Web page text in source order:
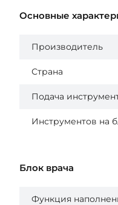
Основные
Производитель
Страна
Подача
Инструментов на
Блок врача
Функция